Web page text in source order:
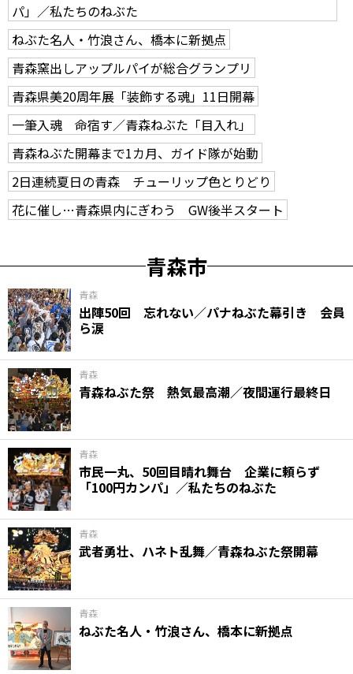
パ」／私たちのねぶた
ねぶた名人・竹浪さん、橋本に新拠点
青森窯出しアップルパイが総合グランプリ
青森県美20周年展「装飾する魂」11日開幕
一筆入魂 命宿す／青森ねぶた「目入れ」
青森ねぶた開幕まで1カ月、ガイド隊が始動
2日連続夏日の青森 チューリップ色とりどり
花に催し…青森県内にぎわう GW後半スタート
青森市
青森
出陣50回 忘れない／パナねぶた幕引き 会員
ら涙
青森
青森ねぶた祭 熱気最高潮／夜間運行最終日
青森
市民一丸、50回目晴れ舞台 企業に頼らず
「100円カンパ」／私たちのねぶた
青森
武者勇壮、ハネト乱舞／青森ねぶた祭開幕
青森
ねぶた名人・竹浪さん、橋本に新拠点